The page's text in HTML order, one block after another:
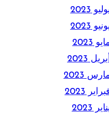
2023
2023
2023
2023
2023
2023
2023